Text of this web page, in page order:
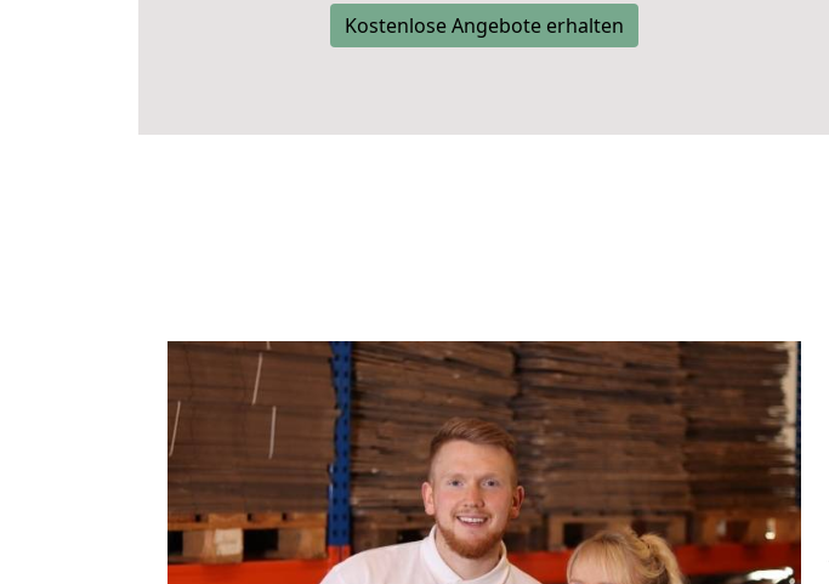
Kostenlose Angebote erhalten